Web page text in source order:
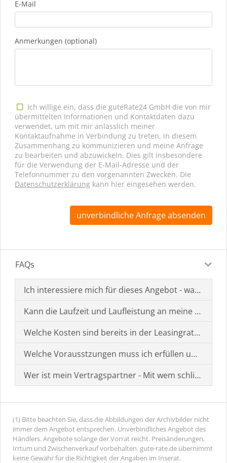
E-Mail
Anmerkungen (optional)
Ich willige ein, dass die guteRate24 GmbH die von mir
übermittelten Informationen und Kontaktdaten dazu
verwendet, um mit mir anlässlich meiner
Kontaktaufnahme in Verbindung zu treten, in diesem
Zusammenhang zu kommunizieren und meine Anfrage
zu bearbeiten und abzuwickeln. Dies gilt insbesondere
für die Verwendung der E-Mail-Adresse und der
Telefonnummer zu den vorgenannten Zwecken. Die
Datenschutzerklärung kann hier eingesehen werden.
unverbindliche Anfrage absenden
FAQs
Ich interessiere mich für dieses Angebot - was muss
Kann die Laufzeit und Laufleistung an meine
Welche Kosten sind bereits in der Leasingrate
Welche Vorausstzungen muss ich erfüllen um einen
Wer ist mein Vertragspartner - Mit wem schließe ich
(1) Bitte beachten Sie, dass die Abbildungen der Archivbilder nicht
immer dem Angebot entsprechen. Unverbindliches Angebot des
Händlers. Angebote solange der Vorrat reicht. Preisänderungen,
Irrtum und Zwischenverkauf vorbehalten. gute-rate.de übernimmt
keine Gewähr für die Richtigkeit der Angaben im Inserat.